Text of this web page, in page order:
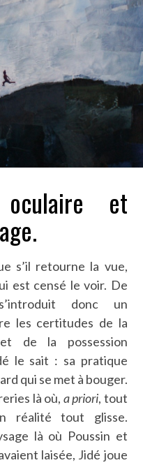
et
s’il retourne la vue,
est censé le voir. De
donc un
les certitudes de la
de la possession
le sait : sa pratique
qui se met à bouger.
là où, a priori, tout
réalité tout glisse.
là où Poussin et
laisée, Jidé joue